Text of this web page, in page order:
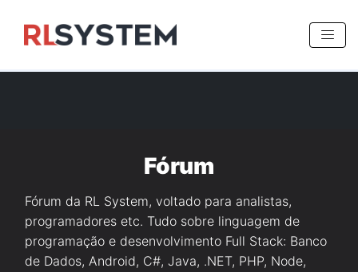
Fórum
Fórum da RL System, voltado para analistas,
programadores etc. Tudo sobre linguagem de
programação e desenvolvimento Full Stack: Banco
de Dados, Android, C#, Java, .NET, PHP, Node,